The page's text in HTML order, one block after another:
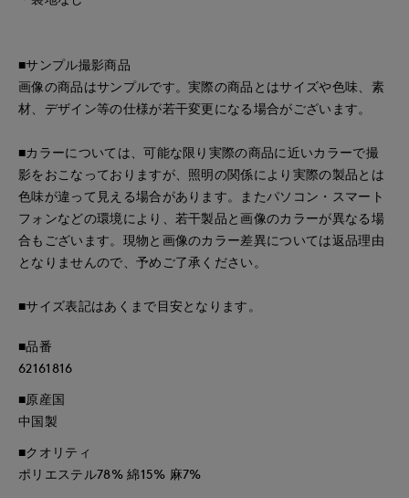
■サンプル撮影商品
画像の商品はサンプルです。実際の商品とはサイズや色味、素
材、デザイン等の仕様が若干変更になる場合がございます。
■カラーについては、可能な限り実際の商品に近いカラーで撮
影をおこなっておりますが、照明の関係により実際の製品とは
色味が違って見える場合があります。またパソコン・スマート
フォンなどの環境により、若干製品と画像のカラーが異なる場
合もございます。現物と画像のカラー差異については返品理由
となりませんので、予めご了承ください。
■サイズ表記はあくまで目安となります。
■品番
62161816
■原産国
中国製
■クオリティ
ポリエステル78% 綿15% 麻7%